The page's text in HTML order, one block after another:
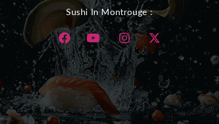
Sushi In Montrouge :